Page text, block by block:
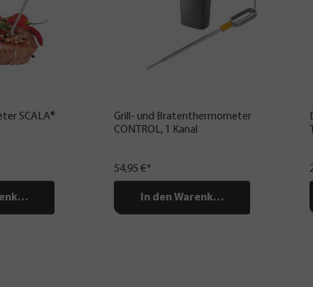
SCALA®
Grill- und Bratenthermometer
CONTROL, 1 Kanal
54,95 €*
In den Warenkorb